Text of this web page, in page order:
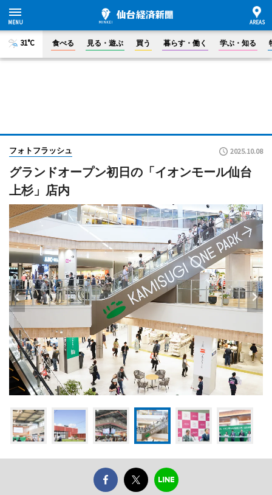
31°C 食べる 見る・遊ぶ 買う 暮らす・働く 学ぶ・知る
フォトフラッシュ 2025.10.08
グランドオープン初日の「イオンモール仙台
上杉」店内